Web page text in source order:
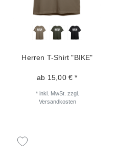
Herren T-Shirt "BIKE"
ab 15,00 € *
* inkl. MwSt. zzgl.
Versandkosten